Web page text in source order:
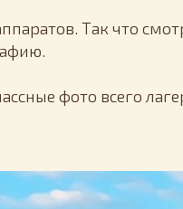
Так что
фото всего